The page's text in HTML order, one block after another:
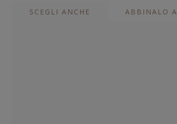
SCEGLI ANCHE ABBINALO A